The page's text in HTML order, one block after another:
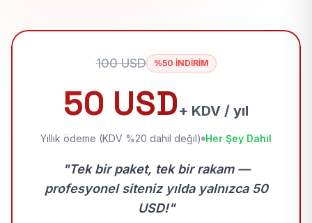
100 USD %50 İNDİRİM
50 USD+ KDV / yıl
Yıllık ödeme (KDV %20 dahil değil) Her Şey Dahil
"Tek bir paket, tek bir rakam —
profesyonel siteniz yılda yalnızca 50
USD!"